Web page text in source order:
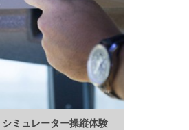
ミュレーター操縦体験